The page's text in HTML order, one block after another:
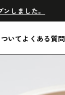
しました。
いて よくある質問